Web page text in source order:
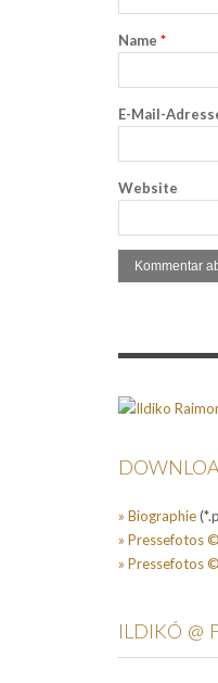
Name *
E-Mail-
Website
» Biographie
» Pressefotos
» Pressefotos
ILDIKÓ @